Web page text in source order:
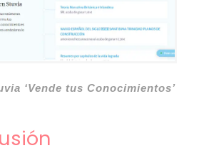
‘Vende tus Conocimientos’